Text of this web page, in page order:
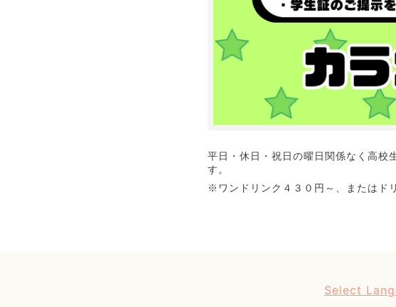
平日・休日・祝日の曜日関係なく高校
す。
※ワンドリンク４３０円～、またはド
Select